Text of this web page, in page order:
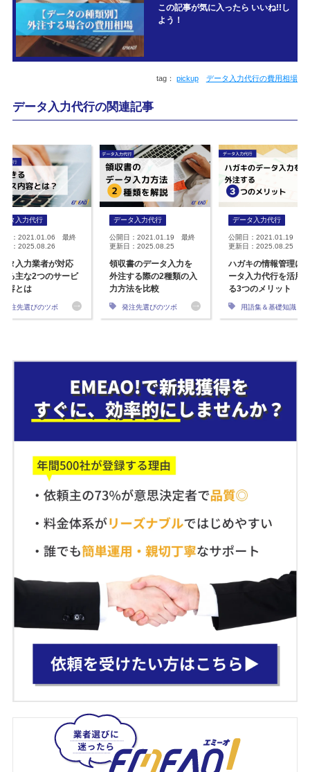
この記事が気に入ったら いいね!!し
よう！
pickup データ入力代行の費用相場
データ入力代行の関連記事
ータ入力代行
日：2021.01.06 最終
日：2025.08.26
タ入力業者が対応
る主な2つのサービ
容とは
発注先選びのツボ
データ入力代行
公開日：2021.01.19 最終
更新日：2025.08.25
領収書のデータ入力を
外注する際の2種類の入
力方法を比較
発注先選びのツボ
データ入力代行
公開日：2021.01.19 最
更新日：2025.08.25
ハガキの情報管理に
ータ入力代行を活用
る3つのメリット
用語集＆基礎知識